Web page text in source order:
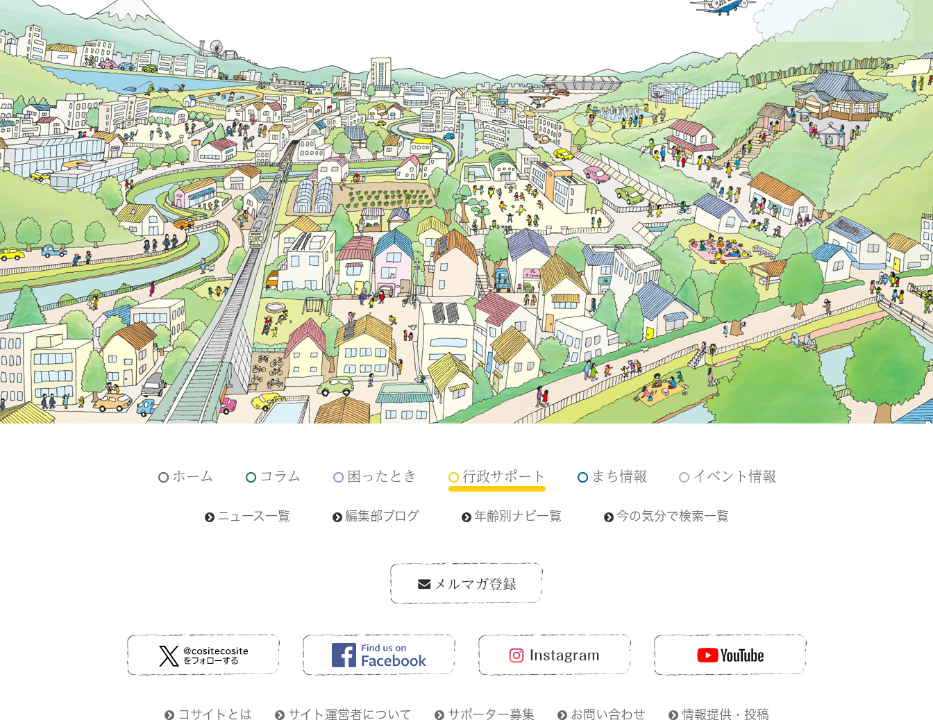
ホーム コラム 困ったとき 行政サポート まち情報 イベント情報
ニュース一覧 編集部ブログ 年齢別ナビ一覧 今の気分で検索一覧
コサイトとは サイト運営者について サポーター募集 お問い合わせ 情報提供・投稿